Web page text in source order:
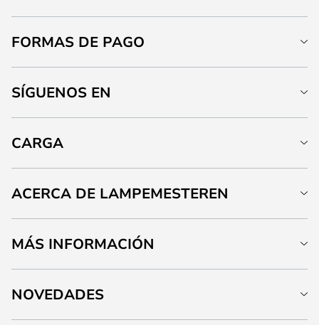
FORMAS DE PAGO
SÍGUENOS EN
CARGA
ACERCA DE LAMPEMESTEREN
MÁS INFORMACIÓN
NOVEDADES